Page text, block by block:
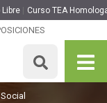
Curso TEA
Interculturalidad